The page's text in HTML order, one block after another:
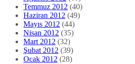
Temmuz 2012 (40)
Haziran 2012 (49)
Mayıs 2012 (44)
Nisan 2012 (35)
Mart 2012 (32)
Şubat 2012 (39)
Ocak 2012 (28)